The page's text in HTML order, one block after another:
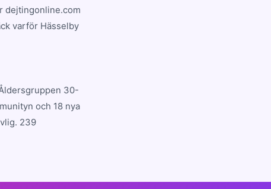
dejtingonline.com
varför Hässelby
30-
och 18 nya
239